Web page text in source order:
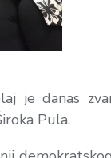
je danas
Pula.